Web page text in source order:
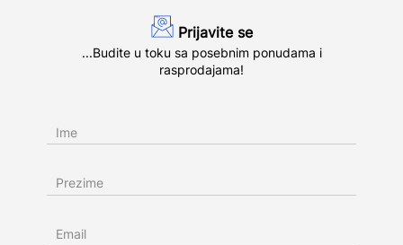
Prijavite se
...Budite u toku sa posebnim ponudama i
rasprodajama!
Ime
Prezime
Email